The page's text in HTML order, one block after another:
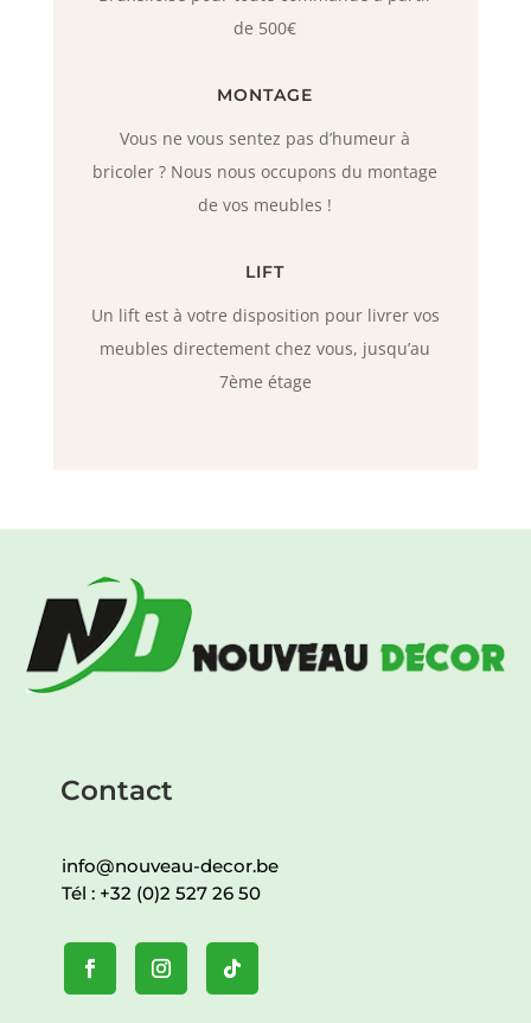
de 500€
MONTAGE
Vous ne vous sentez pas d’humeur à
bricoler ? Nous nous occupons du montage
de vos meubles !
LIFT
Un lift est à votre disposition pour livrer vos
meubles directement chez vous, jusqu’au
7ème étage
Contact
info@nouveau-decor.be
Tél : +32 (0)2 527 26 50